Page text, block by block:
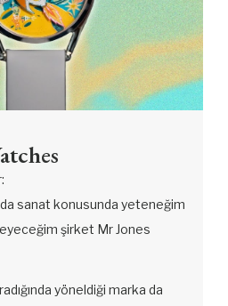
da sanat konusunda yeteneğim
şirket Mr Jones
yöneldiği marka da